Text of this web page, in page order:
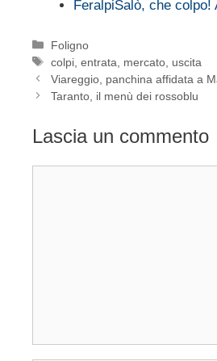
FeralpiSalò, che
Categorie
Foligno
Tag
colpi ,entrata mercato uscita
Viareggio, panchina affidata a
Taranto, il menù dei rossoblu
Lascia un commento